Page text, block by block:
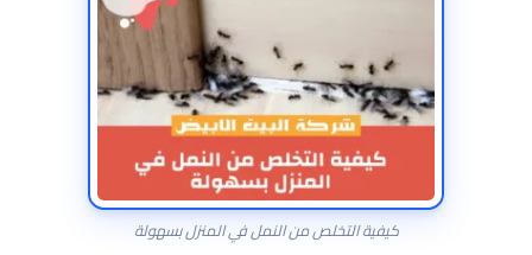
كيفية التخلص من النمل في المنزل بسهولة